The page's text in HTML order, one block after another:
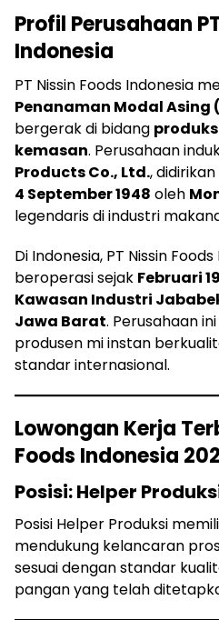
Profil Perusahaan
Indonesia
PT Nissin Foods Indonesia
Penanaman Modal Asing
bergerak di bidang
kemasan. Perusahaan
Products Co., Ltd.,
4 September 1948 oleh
legendaris di industri
Di Indonesia, PT Nissin
beroperasi sejak Februari
Kawasan Industri
Jawa Barat. Perusahaan
produsen mi instan
standar internasional.
Lowongan Kerja
Foods Indonesia
Posisi: Helper
Posisi Helper Produksi
mendukung kelancaran
sesuai dengan standar
pangan yang telah